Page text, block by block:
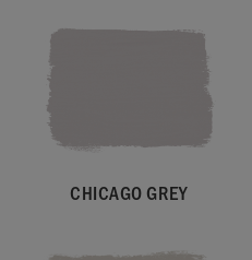
CHICAGO GREY